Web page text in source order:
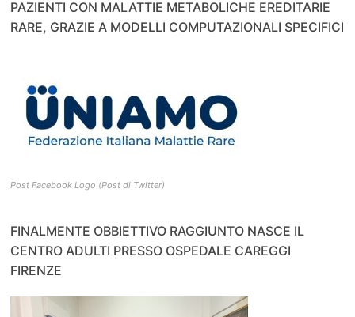
PAZIENTI CON MALATTIE METABOLICHE EREDITARIE
RARE, GRAZIE A MODELLI COMPUTAZIONALI SPECIFICI
Post Facebook Logo (Post di Twitter)
FINALMENTE OBBIETTIVO RAGGIUNTO NASCE IL
CENTRO ADULTI PRESSO OSPEDALE CAREGGI
FIRENZE